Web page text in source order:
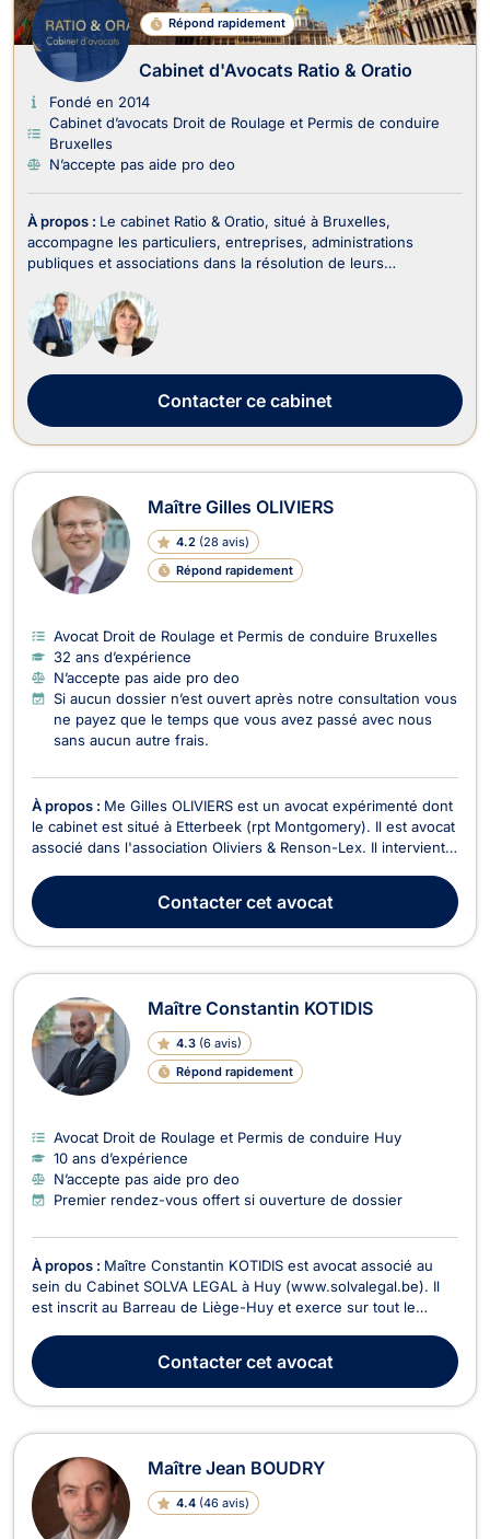
Répond rapidement
Cabinet d'Avocats Ratio & Oratio
Fondé en 2014
Cabinet d’avocats Droit de Roulage et Permis de conduire
Bruxelles
N’accepte pas aide pro deo
À propos : Le cabinet Ratio & Oratio, situé à Bruxelles,
accompagne les particuliers, entreprises, administrations
publiques et associations dans la résolution de leurs
et en droit du travail. Les avocats du cabinet privilégient une
approche à la fois rigoureuse, pra...
Contacter ce cabinet
Maître Gilles OLIVIERS
4.2 (28 avis)
Répond rapidement
Avocat Droit de Roulage et Permis de conduire Bruxelles
32 ans d’expérience
N’accepte pas aide pro deo
Si aucun dossier n’est ouvert après notre consultation vous
ne payez que le temps que vous avez passé avec nous
sans aucun autre frais.
À propos : Me Gilles OLIVIERS est un avocat expérimenté dont
le cabinet est situé à Etterbeek (rpt Montgomery). Il est avocat
associé dans l'association Oliviers & Renson-Lex. Il intervient
roulage et en droit des incapacités. En droit immobilier, il vous
assiste po...
Contactercet avocat
Maître Constantin KOTIDIS
4.3 (6 avis)
Répond rapidement
Avocat Droit de Roulage et Permis de conduire Huy
10 ans d’expérience
N’accepte pas aide pro deo
Premier rendez-vous offert si ouverture de dossier
À propos : Maître Constantin KOTIDIS est avocat associé au
sein du Cabinet SOLVA LEGAL à Huy (www.solvalegal.be). Il
est inscrit au Barreau de Liège-Huy et exerce sur tout le
identifier les options dans les meilleurs délais afin d’arrêter les
meilleures décisions, qu’elles s...
Contactercet avocat
Maître Jean BOUDRY
4.4 (46 avis)